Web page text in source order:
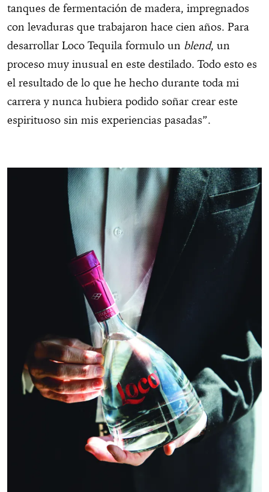
tanques de fermentación de madera, impregnados
con levaduras que trabajaron hace cien años. Para
desarrollar Loco Tequila formulo un blend, un
proceso muy inusual en este destilado. Todo esto es
el resultado de lo que he hecho durante toda mi
carrera y nunca hubiera podido soñar crear este
espirituoso sin mis experiencias pasadas”.